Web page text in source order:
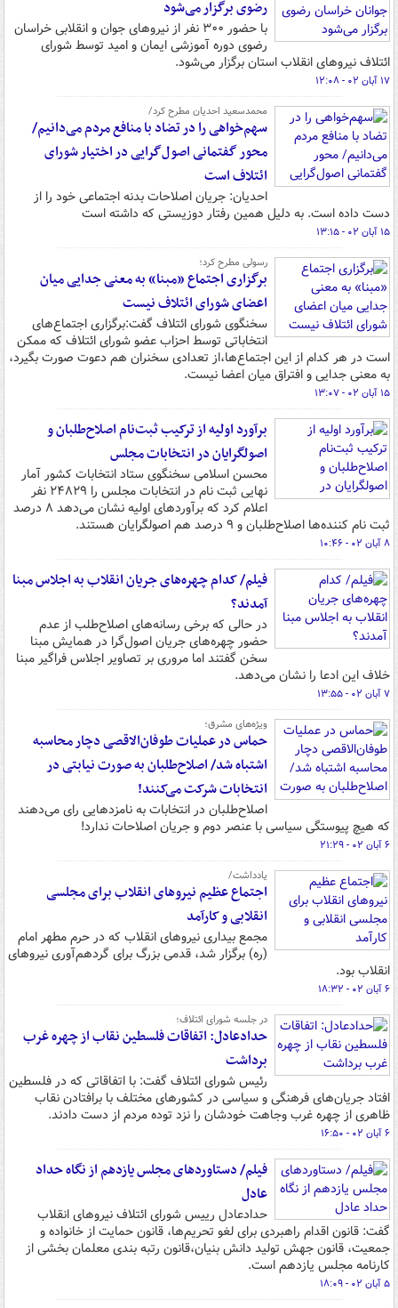
رضوی برگزار می‌شود
با حضور ۳۰۰ نفر از نیروهای جوان و انقلابی خراسان
رضوی دوره آموزشی ایمان و امید توسط شورای
ائتلاف نیروهای انقلاب استان برگزار می‌شود.
۱۷ آبان ۰۲ - ۱۲:۰۸
محمدسعید احدیان مطرح کرد/
سهم‌خواهی را در تضاد با منافع مردم می‌دانیم/
محور گفتمانی اصول‌گرایی در اختیار شورای
ائتلاف است
احدیان: جریان اصلاحات بدنه اجتماعی خود را از
دست داده است. به دلیل همین رفتار دوزیستی که داشته است
۱۵ آبان ۰۲ - ۱۳:۱۵
رسولی مطرح کرد؛
برگزاری اجتماع «مبنا» به معنی جدایی میان
اعضای شورای ائتلاف نیست
سخنگوی شورای ائتلاف گفت:برگزاری اجتماع‌های
انتخاباتی توسط احزاب عضو شورای ائتلاف که ممکن
است در هر کدام از این اجتماع‌ها،از تعدادی سخنران هم دعوت صورت بگیرد،
به معنی جدایی و افتراق میان اعضا نیست.
۱۵ آبان ۰۲ - ۱۳:۰۷
برآورد اولیه از ترکیب ثبت‌نام اصلاح‌طلبان و
اصولگرایان در انتخابات مجلس
محسن اسلامی سخنگوی ستاد انتخابات کشور آمار
نهایی ثبت نام در انتخابات مجلس را ۲۴۸۲۹ نفر
اعلام کرد که برآوردهای اولیه نشان می‌دهد ۸ درصد
ثبت نام کننده‌ها اصلاح‌طلبان و ۹ درصد هم اصولگرایان هستند.
۸ آبان ۰۲ - ۱۰:۴۶
فیلم/ کدام چهره‌های جریان انقلاب به اجلاس مبنا
آمدند؟
در حالی که برخی رسانه‌های اصلاح‌طلب از عدم
حضور چهره‌های جریان اصول‌گرا در همایش مبنا
سخن گفتند اما مروری بر تصاویر اجلاس فراگیر مبنا
خلاف این ادعا را نشان می‌دهد.
۷ آبان ۰۲ - ۱۳:۵۵
ویژه‌های مشرق؛
حماس در عملیات طوفان‌الاقصی دچار محاسبه
اشتباه شد/ اصلاح‌طلبان به صورت نیابتی در
انتخابات شرکت می‌کنند!
اصلاح‌طلبان در انتخابات به نامزدهایی رای می‌دهند
که هیچ پیوستگی سیاسی با عنصر دوم و جریان اصلاحات ندارد!
۶ آبان ۰۲ - ۲۱:۲۹
یادداشت/
اجتماع عظیم نیروهای انقلاب برای مجلسی
انقلابی و کارآمد
مجمع بیداری نیروهای انقلاب که در حرم مطهر امام
(ره) برگزار شد، قدمی بزرگ برای گردهم‌آوری نیروهای
انقلاب بود.
۶ آبان ۰۲ - ۱۸:۳۲
در جلسه شورای ائتلاف؛
حدادعادل: اتفاقات فلسطین نقاب از چهره غرب
برداشت
رئیس شورای ائتلاف گفت: با اتفاقاتی که در فلسطین
افتاد جریان‌های فرهنگی و سیاسی در کشورهای مختلف با برافتادن نقاب
ظاهری از چهره غرب وجاهت خودشان را نزد توده مردم از دست دادند.
۶ آبان ۰۲ - ۱۶:۵۰
فیلم/ دستاوردهای مجلس یازدهم از نگاه حداد
عادل
حدادعادل رییس شورای ائتلاف نیروهای انقلاب
گفت: قانون اقدام راهبردی برای لغو تحریم‌ها، قانون حمایت از خانواده و
جمعیت، قانون جهش تولید دانش بنیان،قانون رتبه بندی معلمان بخشی از
کارنامه مجلس یازدهم است.
۵ آبان ۰۲ - ۱۸:۰۹